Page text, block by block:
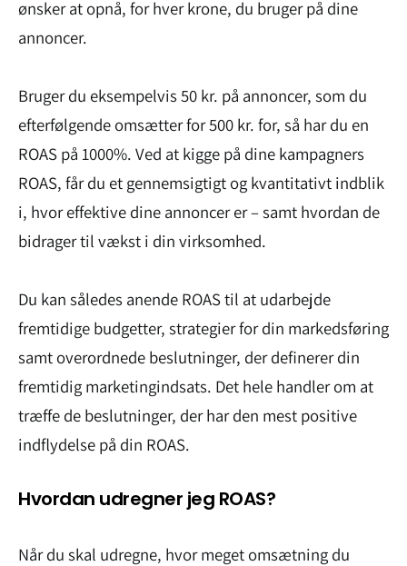
ønsker at opnå, for hver krone, du bruger på dine
annoncer.
Bruger du eksempelvis 50 kr. på annoncer, som du
efterfølgende omsætter for 500 kr. for, så har du en
ROAS på 1000%. Ved at kigge på dine kampagners
ROAS, får du et gennemsigtigt og kvantitativt indblik
i, hvor effektive dine annoncer er – samt hvordan de
bidrager til vækst i din virksomhed.
Du kan således anende ROAS til at udarbejde
fremtidige budgetter, strategier for din markedsføring
samt overordnede beslutninger, der definerer din
fremtidig marketingindsats. Det hele handler om at
træffe de beslutninger, der har den mest positive
indflydelse på din ROAS.
Hvordan udregner jeg ROAS?
Når du skal udregne, hvor meget omsætning du